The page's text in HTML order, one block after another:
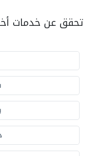
تحقق عن خدمات